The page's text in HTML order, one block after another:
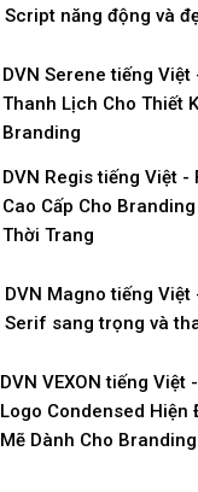
Script năng động và
DVN Serene tiếng
Thanh Lịch Cho Thiết
Branding
DVN Regis tiếng Việt -
Cao Cấp Cho
Thời Trang
DVN Magno tiếng Việt
Serif sang trọng và
DVN VEXON tiếng Việt
Logo Condensed Hiện
Mẽ Dành Cho